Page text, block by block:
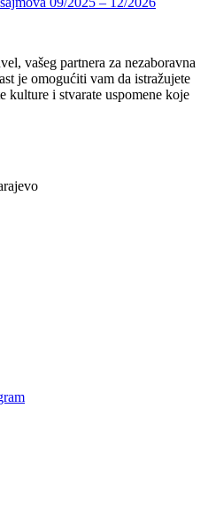
vašeg partnera za nezaboravna
je omogućiti vam da istražujete
kulture i stvarate uspomene koje